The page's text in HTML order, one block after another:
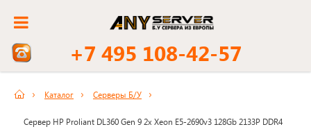
+7 495 108-42-57
Каталог Серверы Б/У
Сервер HP Proliant DL360 Gen 9 2x Xeon E5-2690v3 128Gb 2133P DDR4